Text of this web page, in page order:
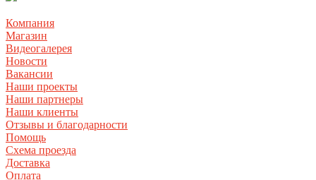
Компания
Магазин
Видеогалерея
Новости
Вакансии
Наши проекты
Наши партнеры
Наши клиенты
Отзывы и благодарности
Помощь
Схема проезда
Доставка
Оплата